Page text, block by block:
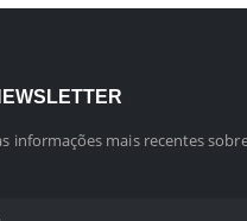
informações mais recentes